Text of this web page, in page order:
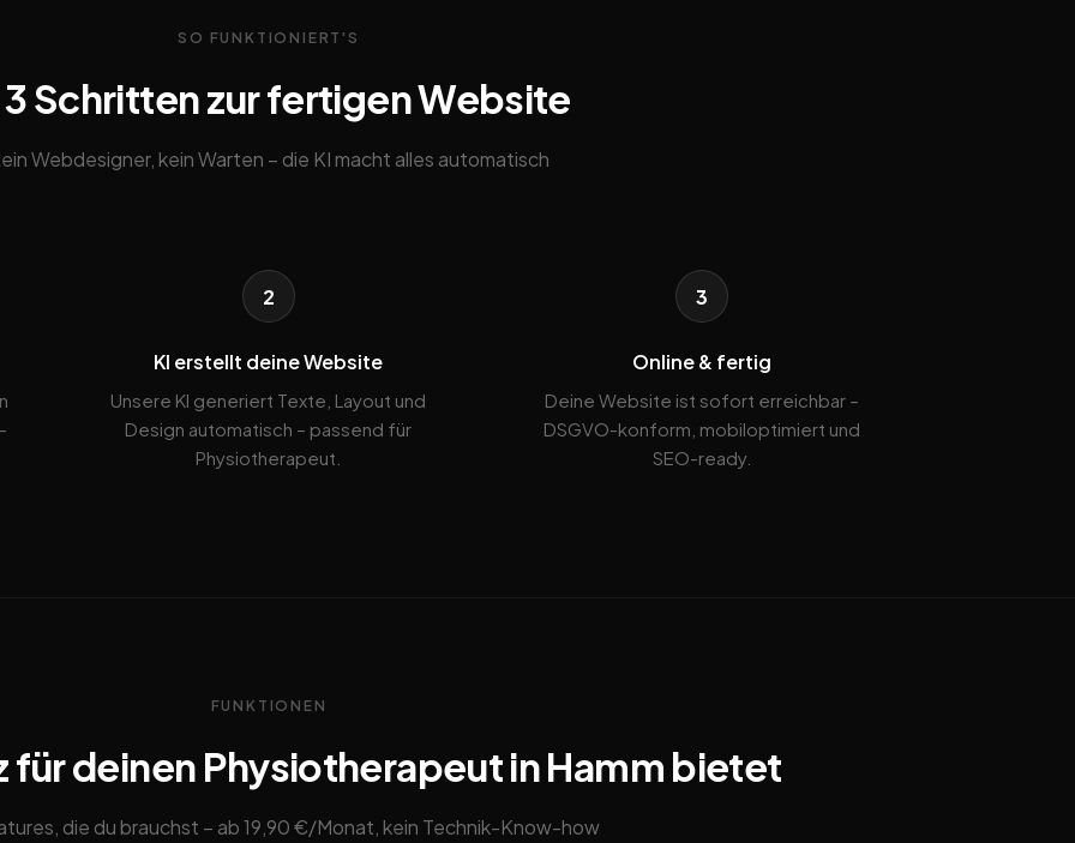
SO FUNKTIONIERT'S
3 Schritten zur fertigen Website
Webdesigner, kein Warten – die KI macht alles automatisch
2
KI erstellt deine Website
Unsere KI generiert Texte, Layout und
Design automatisch – passend für
Physiotherapeut.
3
Online & fertig
Deine Website ist sofort erreichbar –
DSGVO-konform, mobiloptimiert und
SEO-ready.
FUNKTIONEN
für deinen Physiotherapeut in Hamm bietet
die du brauchst – ab 19,90 €/Monat, kein Technik-Know-how